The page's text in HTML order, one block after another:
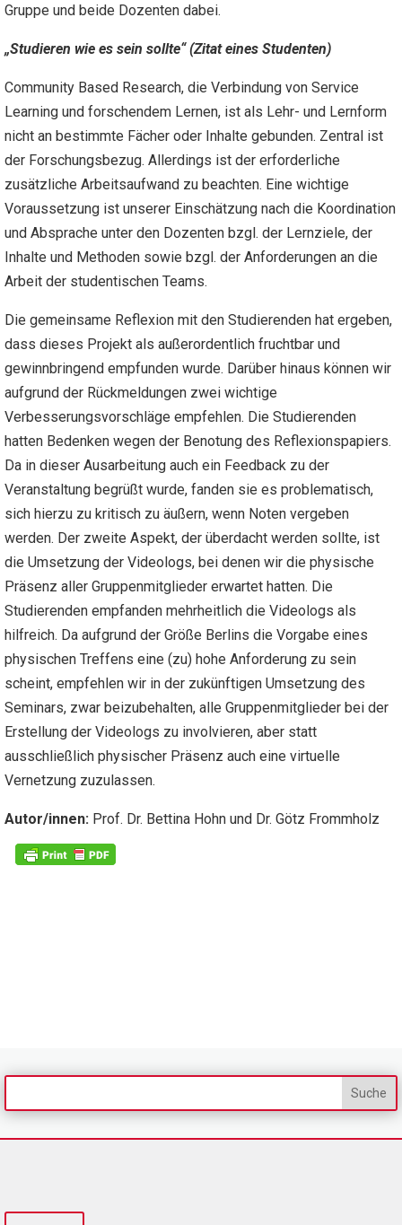
Gruppe und beide Dozenten dabei.
„Studieren wie es sein sollte“ (Zitat eines Studenten)
Community Based Research, die Verbindung von Service
Learning und forschendem Lernen, ist als Lehr- und Lernform
nicht an bestimmte Fächer oder Inhalte gebunden. Zentral ist
der Forschungsbezug. Allerdings ist der erforderliche
zusätzliche Arbeitsaufwand zu beachten. Eine wichtige
Voraussetzung ist unserer Einschätzung nach die Koordination
und Absprache unter den Dozenten bzgl. der Lernziele, der
Inhalte und Methoden sowie bzgl. der Anforderungen an die
Arbeit der studentischen Teams.
Die gemeinsame Reflexion mit den Studierenden hat ergeben,
dass dieses Projekt als außerordentlich fruchtbar und
gewinnbringend empfunden wurde. Darüber hinaus können wir
aufgrund der Rückmeldungen zwei wichtige
Verbesserungsvorschläge empfehlen. Die Studierenden
hatten Bedenken wegen der Benotung des Reflexionspapiers.
Da in dieser Ausarbeitung auch ein Feedback zu der
Veranstaltung begrüßt wurde, fanden sie es problematisch,
sich hierzu zu kritisch zu äußern, wenn Noten vergeben
werden. Der zweite Aspekt, der überdacht werden sollte, ist
die Umsetzung der Videologs, bei denen wir die physische
Präsenz aller Gruppenmitglieder erwartet hatten. Die
Studierenden empfanden mehrheitlich die Videologs als
hilfreich. Da aufgrund der Größe Berlins die Vorgabe eines
physischen Treffens eine (zu) hohe Anforderung zu sein
scheint, empfehlen wir in der zukünftigen Umsetzung des
Seminars, zwar beizubehalten, alle Gruppenmitglieder bei der
Erstellung der Videologs zu involvieren, aber statt
ausschließlich physischer Präsenz auch eine virtuelle
Vernetzung zuzulassen.
Autor/innen: Prof. Dr. Bettina Hohn und Dr. Götz Frommholz